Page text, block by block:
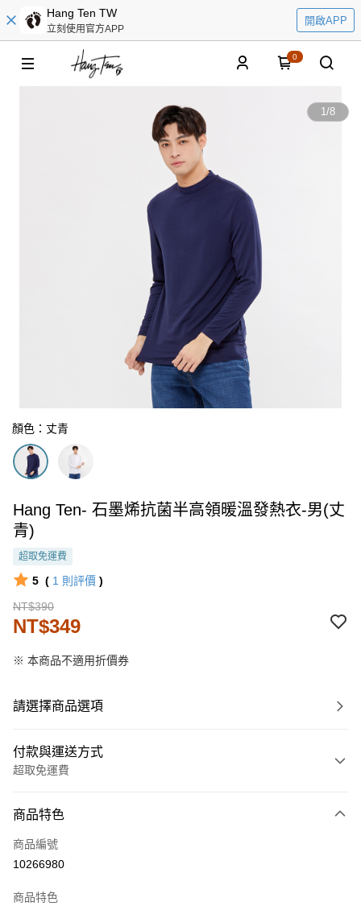
Hang Ten TW
立刻使用官方APP
開啟APP
0
1/8
顏色：丈青
Hang Ten- 石墨烯抗菌半高領暖溫發熱衣-男(丈
青)
超取免運費
5 ( 1 則評價 )
NT$390
NT$349
※ 本商品不適用折價券
請選擇商品選項
付款與運送方式
超取免運費
信用卡一次付款
LINE Pay
商品特色
商品編號
10266980
商品特色